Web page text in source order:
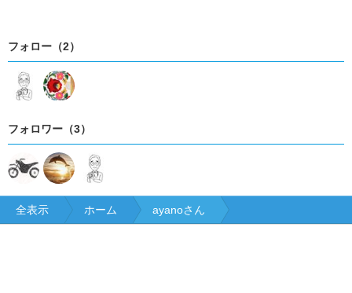
フォロー（2）
フォロワー（3）
全表示 ホーム ayanoさん